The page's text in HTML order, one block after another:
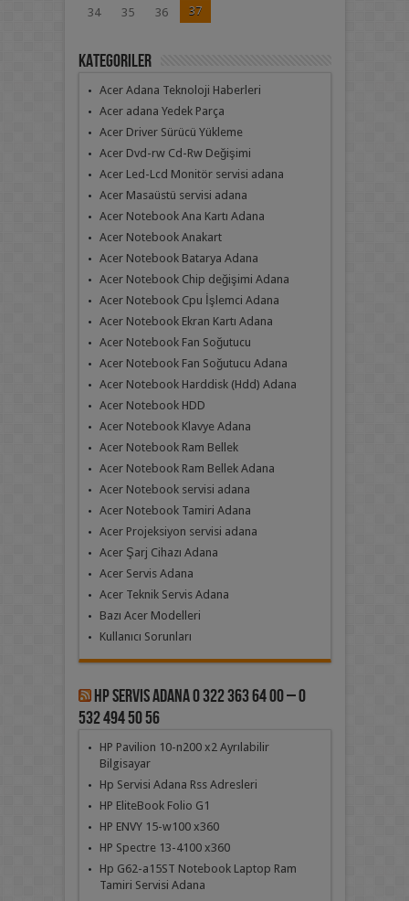
34
35 36 37
Kategoriler
Acer Adana Teknoloji Haberleri
Acer adana Yedek Parça
Acer Driver Sürücü Yükleme
Acer Dvd-rw Cd-Rw Değişimi
Acer Led-Lcd Monitör servisi adana
Acer Masaüstü servisi adana
Acer Notebook Ana Kartı Adana
Acer Notebook Anakart
Acer Notebook Batarya Adana
Acer Notebook Chip değişimi Adana
Acer Notebook Cpu İşlemci Adana
Acer Notebook Ekran Kartı Adana
Acer Notebook Fan Soğutucu
Acer Notebook Fan Soğutucu Adana
Acer Notebook Harddisk (Hdd) Adana
Acer Notebook HDD
Acer Notebook Klavye Adana
Acer Notebook Ram Bellek
Acer Notebook Ram Bellek Adana
Acer Notebook servisi adana
Acer Notebook Tamiri Adana
Acer Projeksiyon servisi adana
Acer Şarj Cihazı Adana
Acer Servis Adana
Acer Teknik Servis Adana
Bazı Acer Modelleri
Kullanıcı Sorunları
Hp Servis Adana 0 322 363 64 00 – 0
532 494 50 56
HP Pavilion 10-n200 x2 Ayrılabilir
Bilgisayar
Hp Servisi Adana Rss Adresleri
HP EliteBook Folio G1
HP ENVY 15-w100 x360
HP Spectre 13-4100 x360
Hp G62-a15ST Notebook Laptop Ram
Tamiri Servisi Adana